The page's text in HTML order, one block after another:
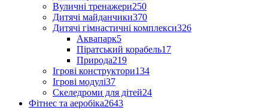
Вуличні тренажери250
Дитячі майданчики370
Дитячі гімнастичні комплекси326
Аквапарк5
Піратський корабель17
Природа219
Ігрові конструктори134
Ігрові модулі37
Скеледроми для дітей24
Фітнес та аеробіка2643